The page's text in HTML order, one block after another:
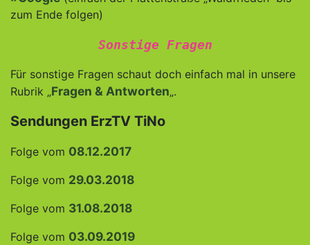
zum Ende folgen)
Sonstige Fragen
Für sonstige Fragen schaut doch einfach mal in unsere
Rubrik „Fragen & Antworten„.
Sendungen ErzTV TiNo
Folge vom 08.12.2017
Folge vom 29.03.2018
Folge vom 31.08.2018
Folge vom 03.09.2019